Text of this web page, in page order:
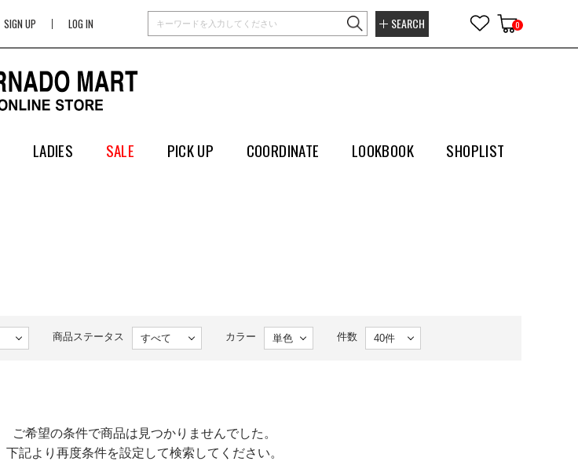
SIGN UP LOG IN SEARCH 0
LADIES SALE PICK UP COORDINATE LOOKBOOK SHOPLIST
商品ステータス カラー 件数
ご希望の条件で商品は見つかりませんでした。
下記より再度条件を設定して検索してください。